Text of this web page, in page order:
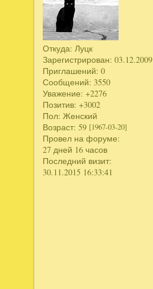
Откуда: Луцк
Зарегистрирован: 03.12.2009
Приглашений: 0
Сообщений: 3550
Уважение: +2276
Позитив: +3002
Пол: Женский
Возраст: 59 [1967-03-20]
Провел на форуме:
27 дней 16 часов
Последний визит:
30.11.2015 16:33:41